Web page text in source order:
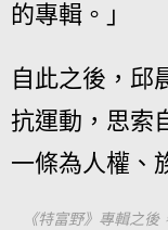
的專輯。」
自此之後，邱
抗運動，思索
一條為人權、
《特富野》專輯之